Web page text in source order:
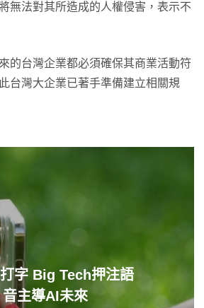
無法對其所造成的人權侵害，表示不
的台灣企業都必須確保其商業活動符
台灣大企業已著手準備建立相關規
字 Big Tech押注語
音主導AI未來